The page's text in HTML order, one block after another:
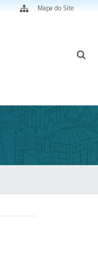
Mapa do Site